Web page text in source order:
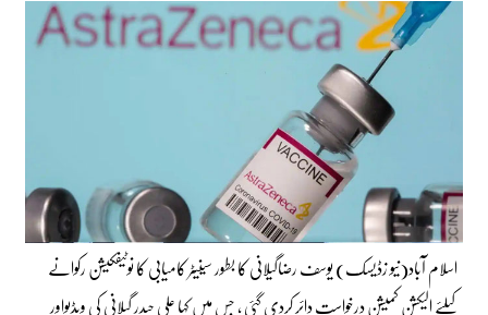
اسلام آباد(نیو زڈیسک) یوسف رضاگیلانی کا بطور سینیٹر کامیابی کا نوٹیفکیشن رکوانے
کیلئے الیکشن کمیشن درخواست دائر کردی گئی ، جس میں کہا علی حیدر گیلانی کی ویڈیواور